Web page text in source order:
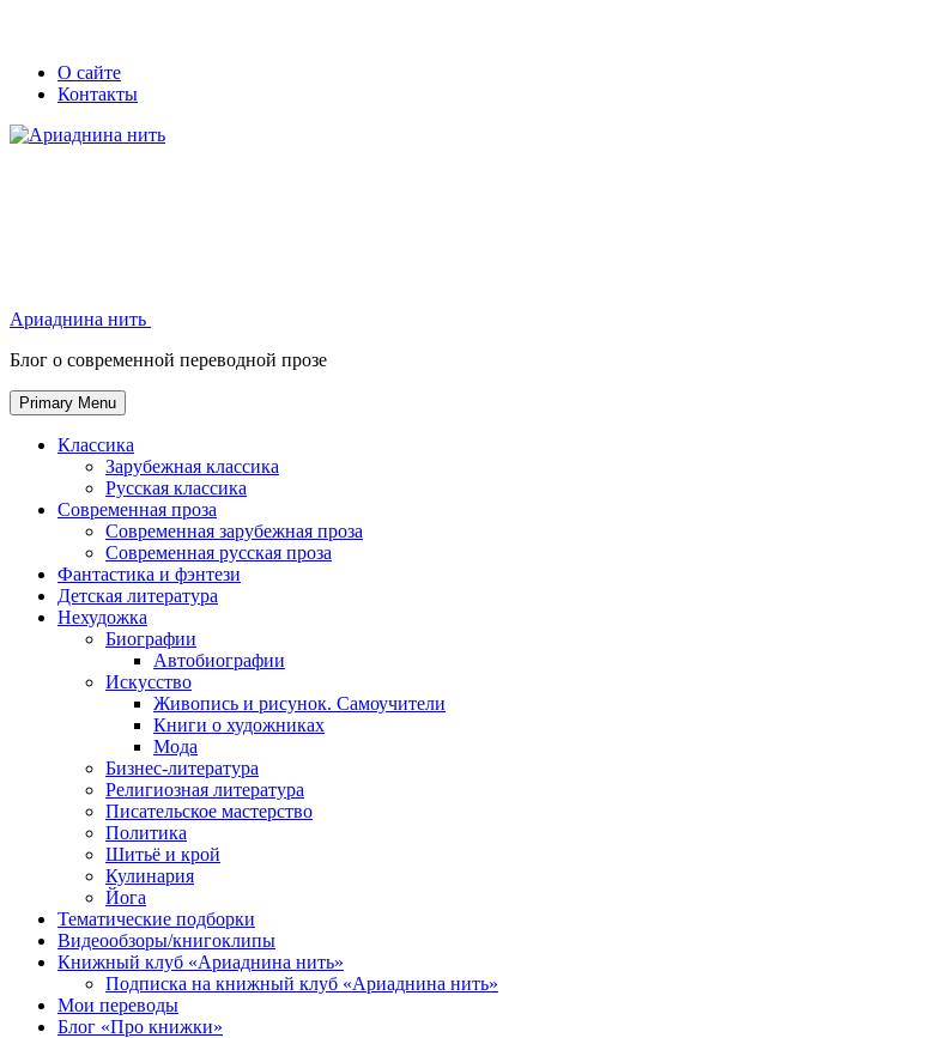
Skip
Secondary
left
navigation
Secondary
right
navigation
О сайте
Контакты
Ариаднина нить
Блог о современной переводной прозе
Primary Menu
Классика
Зарубежная классика
Русская классика
Современная проза
Современная зарубежная проза
Современная русская проза
Фантастика и фэнтези
Детская литература
Нехудожка
Биографии
Автобиографии
Искусство
Живопись и рисунок. Самоучители
Книги о художниках
Мода
Бизнес-литература
Религиозная литература
Писательское мастерство
Политика
Шитьё и крой
Кулинария
Йога
Тематические подборки
Видеообзоры/книгоклипы
Книжный клуб «Ариаднина нить»
Подписка на книжный клуб «Ариаднина нить»
Мои переводы
Блог «Про книжки»